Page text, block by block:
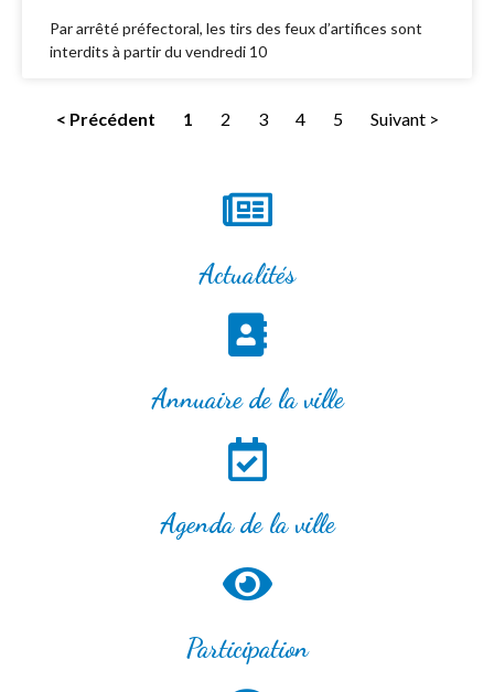
Par arrêté préfectoral, les tirs des feux d’artifices sont
interdits à partir du vendredi 10
< Précédent 1 2 3 4 5 Suivant >
Actualités
Annuaire de la ville
Agenda de la ville
Participation